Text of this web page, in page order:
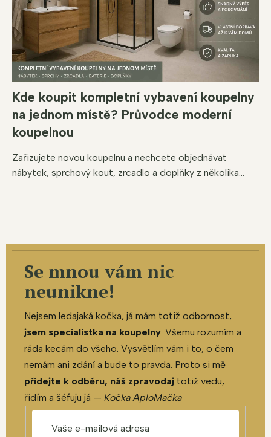
Kde koupit kompletní vybavení koupelny
na jednom místě? Průvodce moderní
koupelnou
Zařizujete novou koupelnu a nechcete objednávat
nábytek, sprchový kout, zrcadlo a doplňky z několika...
Se mnou vám nic
neunikne!
Nejsem ledajaká kočka, já mám totiž odbornost,
jsem specialistka na koupelny. Všemu rozumím a
ráda kecám do všeho. Vysvětlím vám i to, o čem
nemám ani zdání a bude to pravda. Proto si mě
přidejte k odběru, náš zpravodaj totiž vedu,
řídím a šéfuju já — Kočka AploMačka